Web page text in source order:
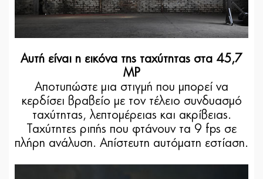
Αυτή είναι η εικόνα της ταχύτητας στα 45,7
MP
Αποτυπώστε μια στιγμή που μπορεί να
κερδίσει βραβείο με τον τέλειο συνδυασμό
ταχύτητας, λεπτομέρειας και ακρίβειας.
Ταχύτητες ριπής που φτάνουν τα 9 fps σε
πλήρη ανάλυση. Απίστευτη αυτόματη εστίαση.